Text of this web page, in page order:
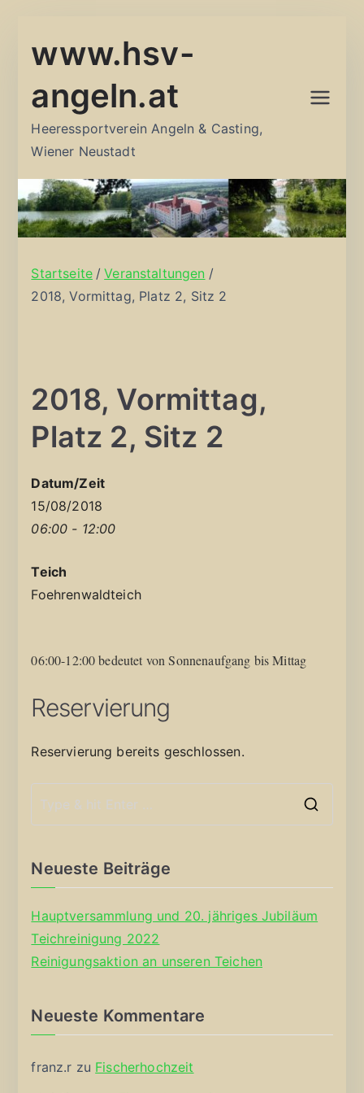
Inhalt
www.hsv-
angeln.at
Heeressportverein Angeln & Casting,
Wiener Neustadt
Startseite
Veranstaltungen
2018, Vormittag, Platz 2, Sitz 2
2018, Vormittag,
Platz 2, Sitz 2
Datum/Zeit
15/08/2018
06:00 - 12:00
Teich
Foehrenwaldteich
06:00-12:00 bedeutet von Sonnenaufgang bis Mittag
Reservierung
Reservierung bereits geschlossen.
Neueste Beiträge
Hauptversammlung und 20. jähriges Jubiläum
Teichreinigung 2022
Reinigungsaktion an unseren Teichen
Neueste Kommentare
franz.r zu Fischerhochzeit